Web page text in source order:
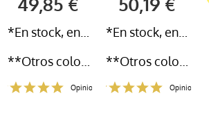
*En stock, entrega inmediata 24-72h
Opiniones Opiniones